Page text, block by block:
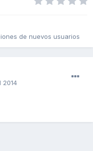
de nuevos usuarios
2014